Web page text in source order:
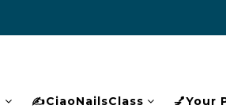
✍️CiaoNailsClass 💅Your